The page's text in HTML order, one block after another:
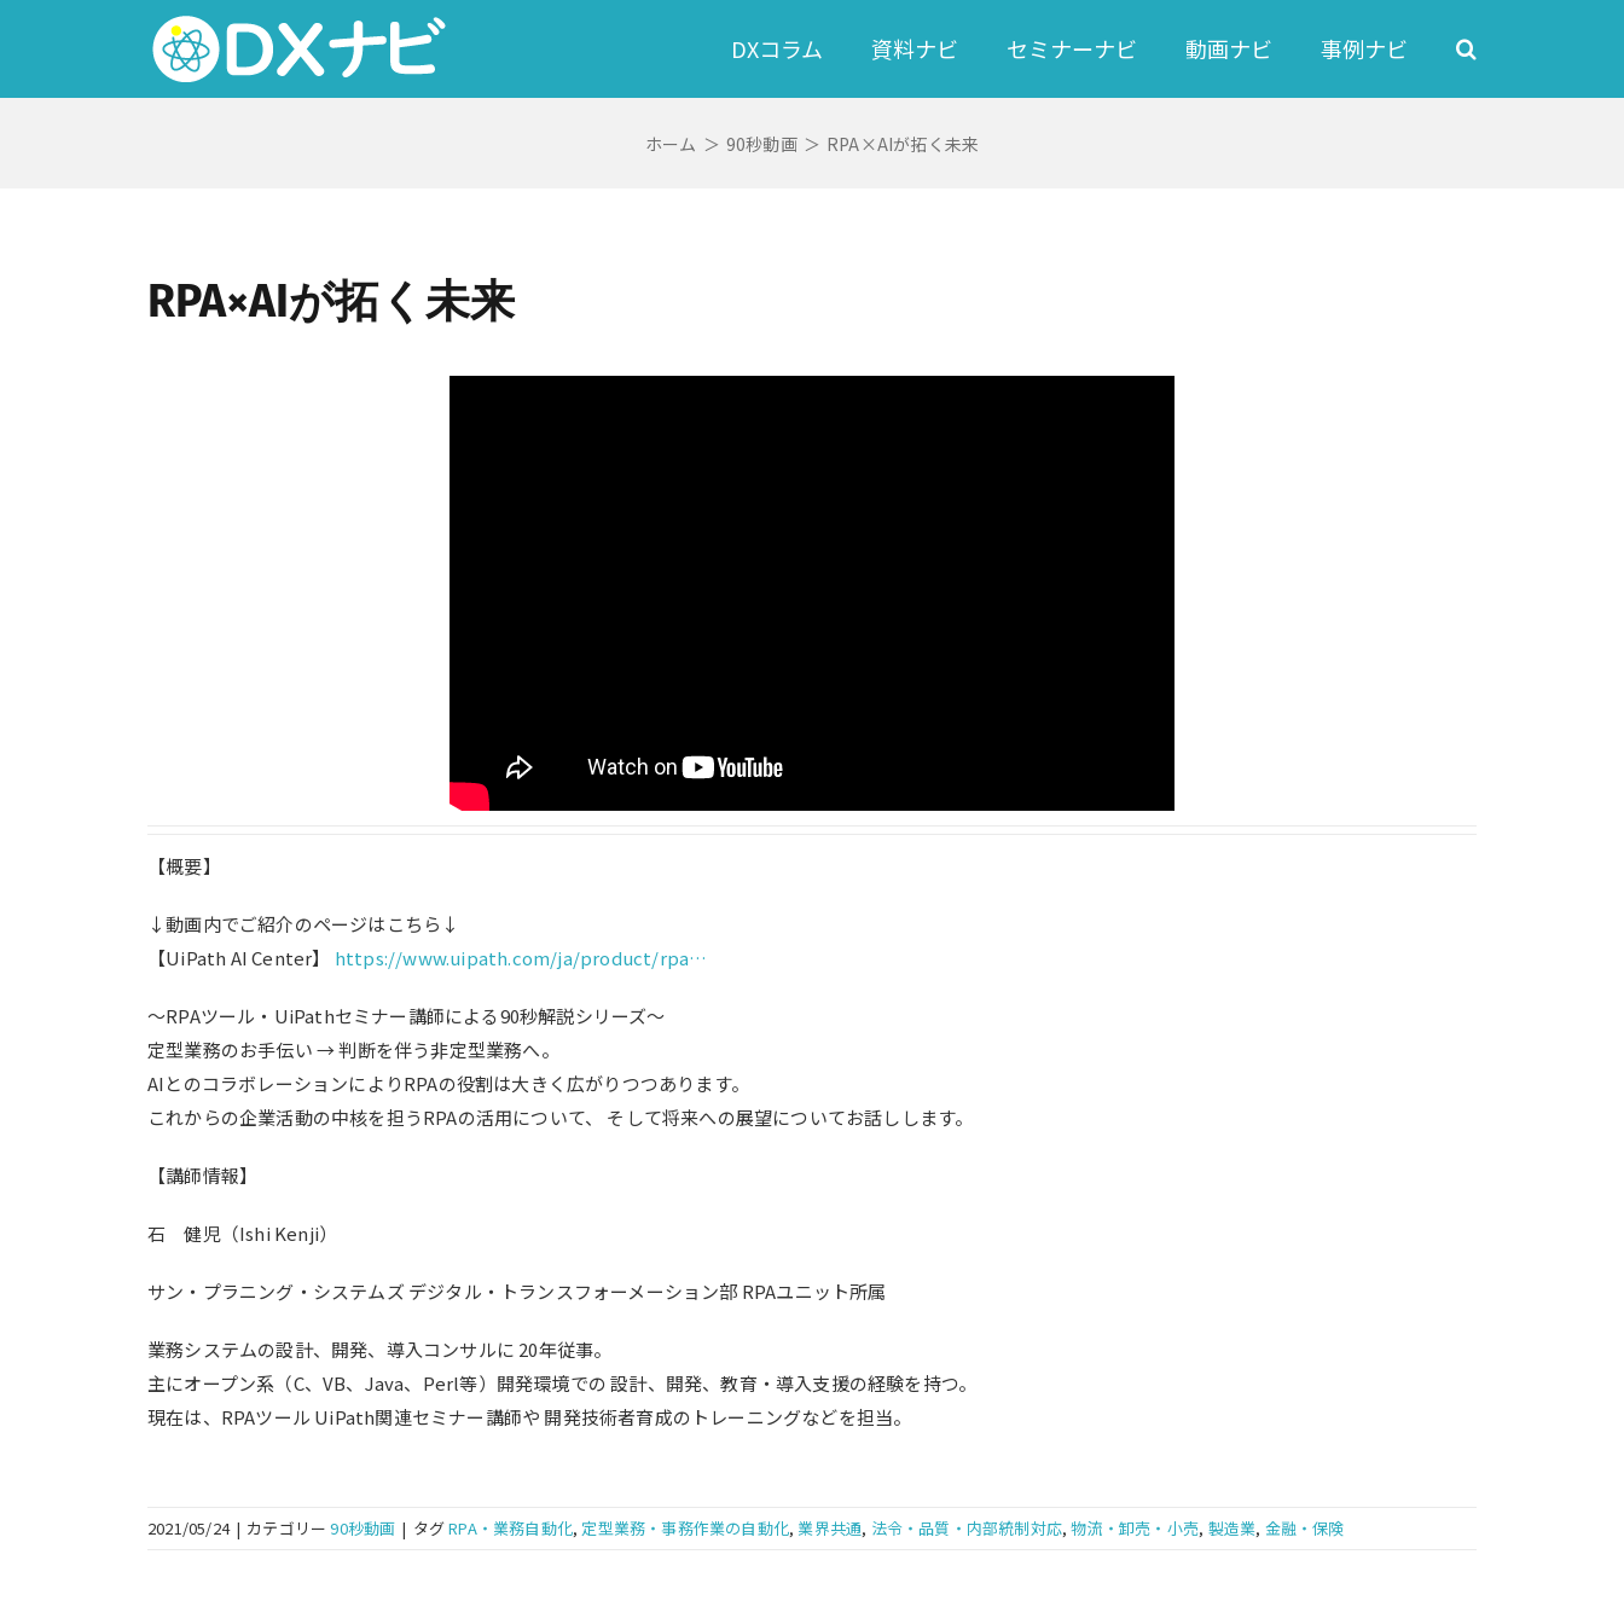
DXコラム 資料ナビ セミナーナビ 動画ナビ 事例ナビ
ホーム ＞ 90秒動画 ＞ RPA×AIが拓く未来
RPA×AIが拓く未来
【概要】
↓動画内でご紹介のページはこちら↓
【UiPath AI Center】 https://www.uipath.com/ja/product/rpa…
～RPAツール・UiPathセミナー講師による90秒解説シリーズ～
定型業務のお手伝い → 判断を伴う非定型業務へ。
AIとのコラボレーションによりRPAの役割は大きく広がりつつあります。
これからの企業活動の中核を担うRPAの活用について、 そして将来への展望についてお話しします。
【講師情報】
石 健児（Ishi Kenji）
サン・プラニング・システムズ デジタル・トランスフォーメーション部 RPAユニット所属
業務システムの設計、開発、導入コンサルに 20年従事。
主にオープン系（C、VB、Java、Perl等）開発環境での 設計、開発、教育・導入支援の経験を持つ。
現在は、RPAツール UiPath関連セミナー講師や 開発技術者育成のトレーニングなどを担当。
2021/05/24 | カテゴリー90秒動画 | タグRPA・業務自動化, 定型業務・事務作業の自動化, 業界共通, 法令・品質・内部統制対応,物流・卸売・小売, 製造業, 金融・保険